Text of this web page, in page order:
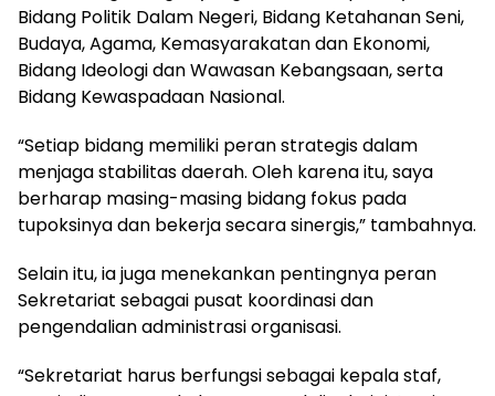
Bidang Politik Dalam Negeri, Bidang Ketahanan Seni,
Budaya, Agama, Kemasyarakatan dan Ekonomi,
Bidang Ideologi dan Wawasan Kebangsaan, serta
Bidang Kewaspadaan Nasional.
“Setiap bidang memiliki peran strategis dalam
menjaga stabilitas daerah. Oleh karena itu, saya
berharap masing-masing bidang fokus pada
tupoksinya dan bekerja secara sinergis,” tambahnya.
Selain itu, ia juga menekankan pentingnya peran
Sekretariat sebagai pusat koordinasi dan
pengendalian administrasi organisasi.
“Sekretariat harus berfungsi sebagai kepala staf,